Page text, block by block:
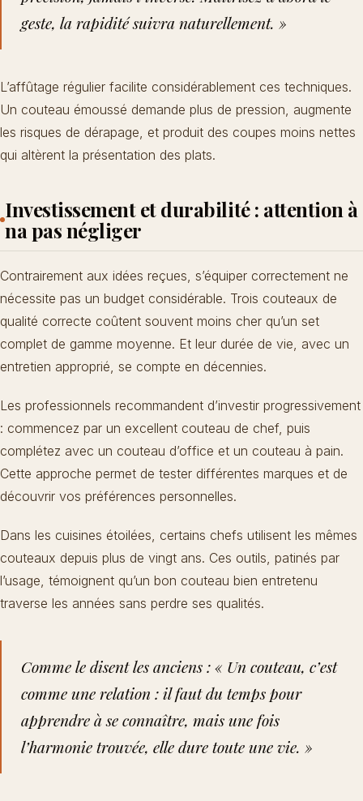
geste, la rapidité suivra naturellement. »
L’affûtage régulier facilite considérablement ces techniques.
Un couteau émoussé demande plus de pression, augmente
les risques de dérapage, et produit des coupes moins nettes
qui altèrent la présentation des plats.
Investissement et durabilité : attention à
na pas négliger
Contrairement aux idées reçues, s’équiper correctement ne
nécessite pas un budget considérable. Trois couteaux de
qualité correcte coûtent souvent moins cher qu’un set
complet de gamme moyenne. Et leur durée de vie, avec un
entretien approprié, se compte en décennies.
Les professionnels recommandent d’investir progressivement
: commencez par un excellent couteau de chef, puis
complétez avec un couteau d’office et un couteau à pain.
Cette approche permet de tester différentes marques et de
découvrir vos préférences personnelles.
Dans les cuisines étoilées, certains chefs utilisent les mêmes
couteaux depuis plus de vingt ans. Ces outils, patinés par
l’usage, témoignent qu’un bon couteau bien entretenu
traverse les années sans perdre ses qualités.
Comme le disent les anciens : « Un couteau, c’est
comme une relation : il faut du temps pour
apprendre à se connaître, mais une fois
l’harmonie trouvée, elle dure toute une vie. »